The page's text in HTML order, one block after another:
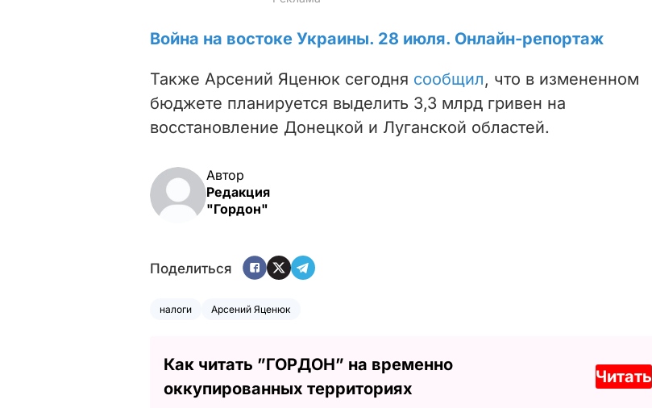
Война на востоке Украины. 28 июля. Онлайн-репортаж
Также Арсений Яценюк сегодня сообщил, что в измененном
бюджете планируется выделить 3,3 млрд гривен на
восстановление Донецкой и Луганской областей.
Автор
Редакция
"Гордон"
Поделиться
налоги Арсений Яценюк
Как читать ”ГОРДОН” на временно
оккупированных территориях
Читать